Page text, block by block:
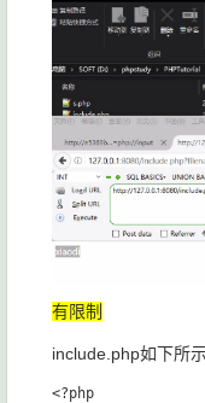
有限制
include.php如下所
<?php